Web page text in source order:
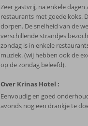
Zeer gastvrij, na enkele
restaurants met goede koks.
dorpen. De snelheid van de
verschillende strandjes
zondag is in enkele
muziek. (wij hebben ook de
op de zondag beleefd).
Over Krinas Hotel :
Eenvoudig en goed
avonds nog een drankje te